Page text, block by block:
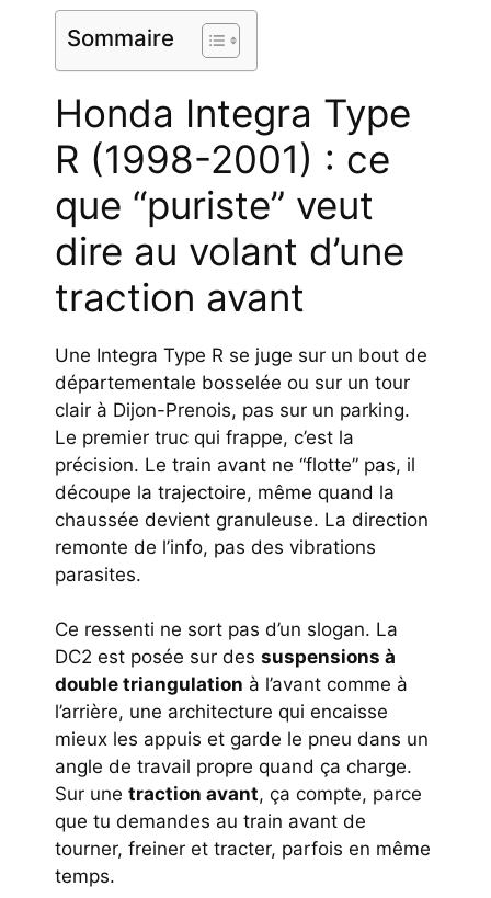
Sommaire
Honda Integra Type
R (1998-2001) : ce
que “puriste” veut
dire au volant d’une
traction avant
Une Integra Type R se juge sur un bout de
départementale bosselée ou sur un tour
clair à Dijon-Prenois, pas sur un parking.
Le premier truc qui frappe, c’est la
précision. Le train avant ne “flotte” pas, il
découpe la trajectoire, même quand la
chaussée devient granuleuse. La direction
remonte de l’info, pas des vibrations
parasites.
Ce ressenti ne sort pas d’un slogan. La
DC2 est posée sur des suspensions à
double triangulation à l’avant comme à
l’arrière, une architecture qui encaisse
mieux les appuis et garde le pneu dans un
angle de travail propre quand ça charge.
Sur une traction avant, ça compte, parce
que tu demandes au train avant de
tourner, freiner et tracter, parfois en même
temps.